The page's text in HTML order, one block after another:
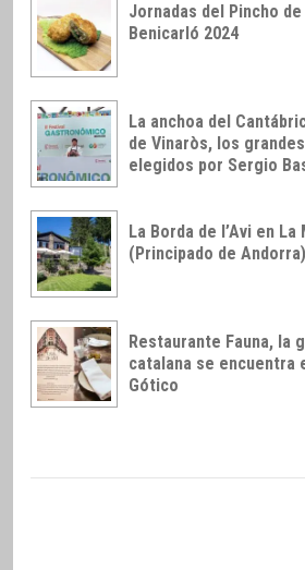
Jornadas del Pincho
Benicarló 2024
La anchoa del
de Vinaròs, los
elegidos por Sergio
La Borda de l’Avi en La
(Principado de Andorra)
Restaurante Fauna, la
catalana se encuentra
Gótico